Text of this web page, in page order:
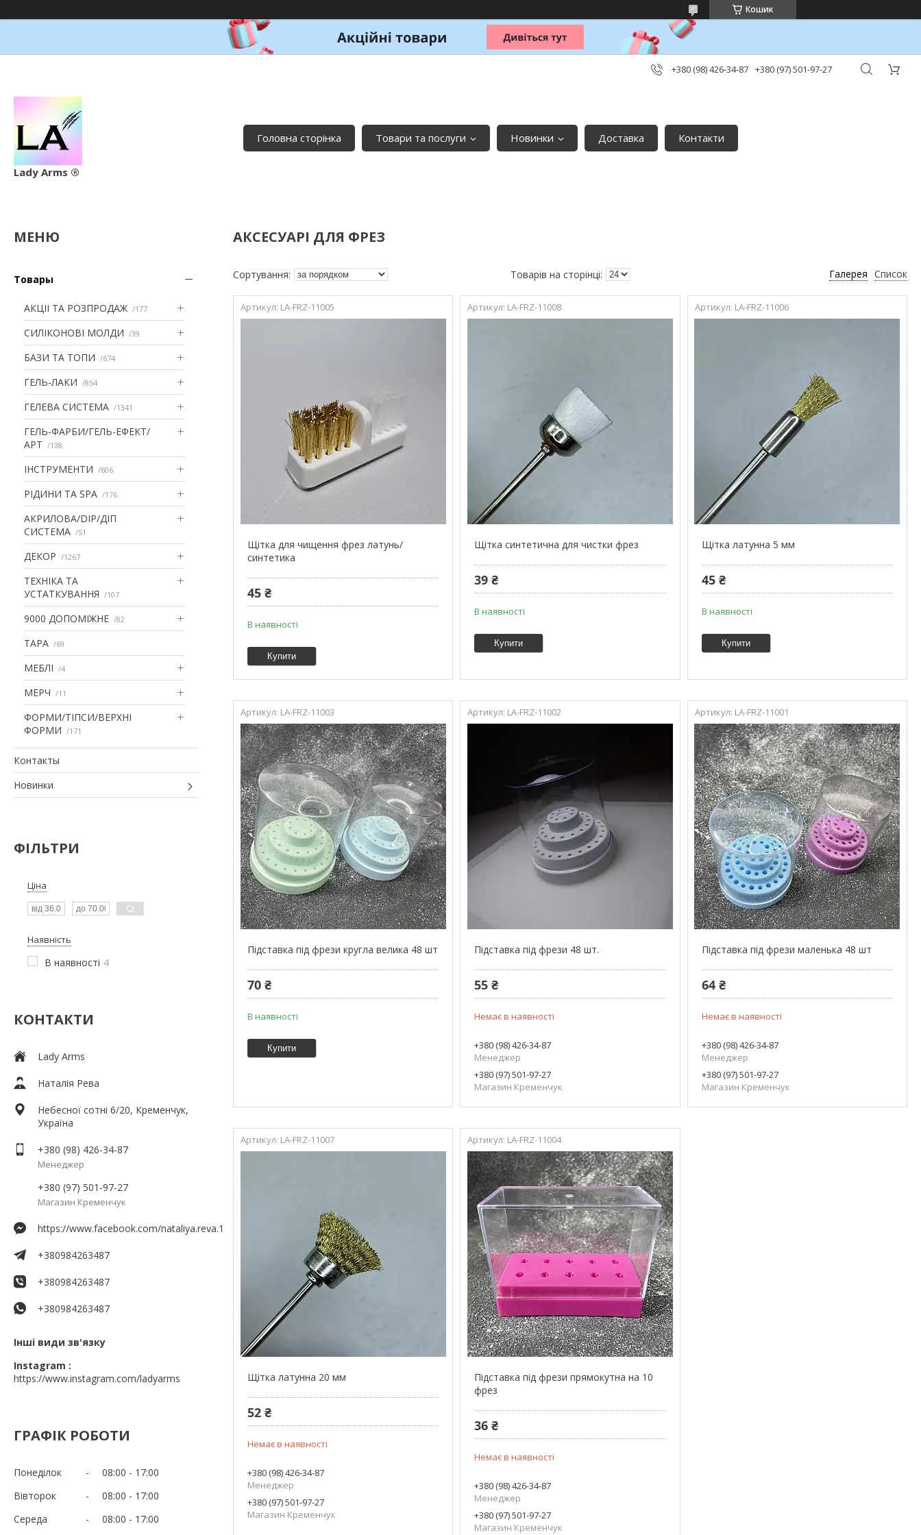
Кошик
+380 (98) 426-34-87 +380 (97) 501-97-27
Lady Arms ®
Головна сторінка Товари та послуги Новинки Доставка Контакти
Товары
АКЦІІ ТА РОЗПРОДАЖ 177
СИЛІКОНОВІ МОЛДИ 39
БАЗИ ТА ТОПИ 674
ГЕЛЬ-ЛАКИ 854
ГЕЛЕВА СИСТЕМА 1341
ГЕЛЬ-ФАРБИ/ГЕЛЬ-ЕФЕКТ/
АРТ
138
ІНСТРУМЕНТИ 606
РІДИНИ ТА SPA 176
АКРИЛОВА/DIP/ДІП
СИСТЕМА
51
ДЕКОР 1267
ТЕХНІКА ТА
УСТАТКУВАННЯ
107
9000 ДОПОМІЖНЕ 82
ТАРА 69
МЕБЛІ 4
МЕРЧ 11
ФОРМИ/ТІПСИ/ВЕРХНІ
ФОРМИ
171
Контакты
Новинки
ФІЛЬТРИ
Ціна
Наявність
В наявності 4
КОНТАКТИ
Lady Arms
Наталія Рева
Небесної сотні 6/20, Кременчук,
Україна
+380 (98) 426-34-87
Менеджер
+380 (97) 501-97-27
Магазин Кременчук
https://www.facebook.com/nataliya.reva.1
+380984263487
+380984263487
+380984263487
Інші види зв'язку
Instagram
https://www.instagram.com/ladyarms
ГРАФІК РОБОТИ
Понеділок 08:00
17:00
Вівторок
08:00
17:00
Середа
08:00 17:00
АКСЕСУАРІ ДЛЯ ФРЕЗ
Галерея Список
LA-FRZ-11005
Щітка для чищення фрез латунь/
синтетика
45 ₴
В наявності
Купити
LA-FRZ-11008
Щітка синтетична для чистки фрез
39 ₴
В наявності
Купити
LA-FRZ-11006
Щітка латунна 5 мм
45 ₴
В наявності
Купити
LA-FRZ-11003
Підставка під фрези кругла велика 48 шт
70 ₴
В наявності
Купити
LA-FRZ-11002
Підставка під фрези 48 шт.
55 ₴
Немає в наявності
+380 (98) 426-34-87
Менеджер
+380 (97) 501-97-27
Магазин Кременчук
LA-FRZ-11001
Підставка під фрези маленька 48 шт
64 ₴
Немає в наявності
+380 (98) 426-34-87
Менеджер
+380 (97) 501-97-27
Магазин Кременчук
LA-FRZ-11007
Щітка латунна 20 мм
52 ₴
Немає в наявності
+380 (98) 426-34-87
Менеджер
+380 (97) 501-97-27
Магазин Кременчук
LA-FRZ-11004
Підставка під фрези прямокутна на 10
фрез
36 ₴
Немає в наявності
+380 (98) 426-34-87
Менеджер
+380 (97) 501-97-27
Магазин Кременчук